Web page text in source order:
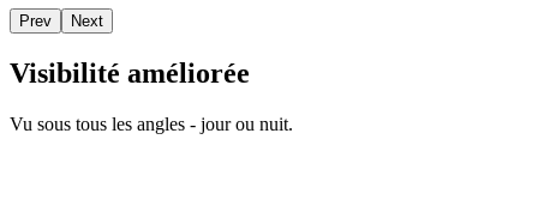
Prev Next
Visibilité améliorée
Vu sous tous les angles - jour ou nuit.